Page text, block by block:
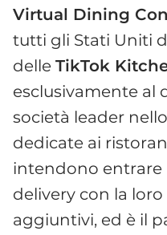
Virtual Dining
tutti gli Stati Uniti
delle TikTok
esclusivamente al
società leader
dedicate ai
intendono entrare
delivery con la
aggiuntivi, ed è il